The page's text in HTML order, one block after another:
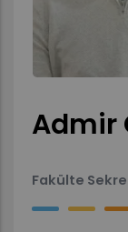
Admir
Fakülte